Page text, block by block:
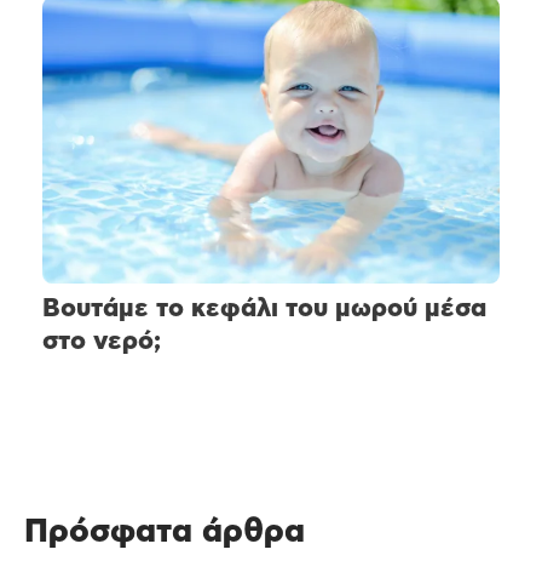
Βουτάμε το κεφάλι του μωρού μέσα
στο νερό;
Πρόσφατα άρθρα